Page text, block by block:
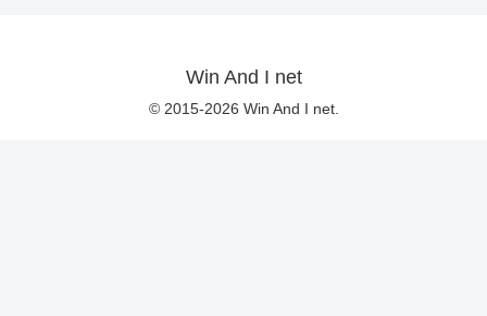
Win And I net
© 2015-2026 Win And I net.